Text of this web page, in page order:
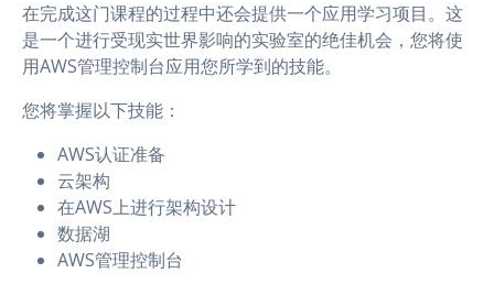
在完成这门课程的过程中还会提供一个应用学习项目。这
是一个进行受现实世界影响的实验室的绝佳机会，您将使
用AWS管理控制台应用您所学到的技能。
您将掌握以下技能：
AWS认证准备
云架构
在AWS上进行架构设计
数据湖
AWS管理控制台